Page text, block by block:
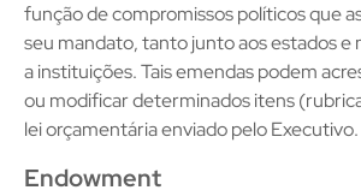
função de compromissos políticos que
seu mandato, tanto junto aos estados e
a instituições. Tais emendas podem
ou modificar determinados itens
lei orçamentária enviado pelo Executivo.
Endowment